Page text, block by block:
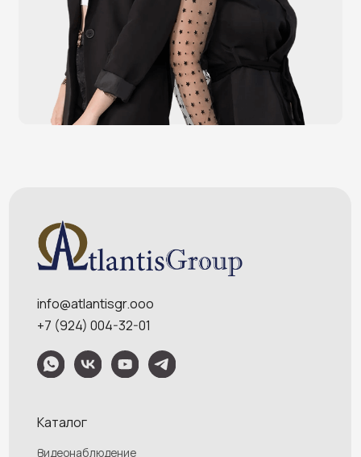
Принтеры чеков и этикеток
Услуги
О компании
Контакты
Меню
Политика конфидециальности
Штрихкодовое оборудование
Весовое оборудование
Счётчики валюты
Денежные ящики
Онлайн-кассы
Антикражные ворота
Обращаем Ваше внимание на то, что данный интернет-сайт носит
исключительно информационный характер и ни при каких условиях
информационные материалы и цены, размещенные на сайте, не являются
публичной офертой, определяемой положениями Статей 435 и 437